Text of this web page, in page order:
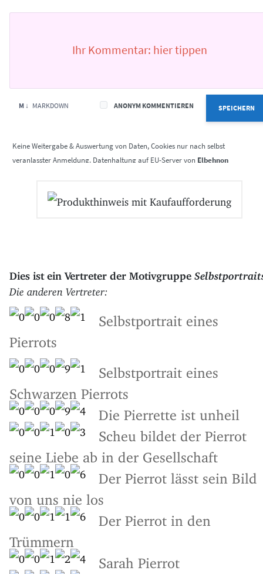
SPEICHERN
ANONYM KOMMENTIEREN
M ↓ MARKDOWN
Elbehnon
Dies ist ein Vertreter der Motivgruppe
Die anderen Vertreter:
Selbstportrait eines
Pierrots
Selbstportrait eines
Schwarzen Pierrots
Die Pierrette ist unheil
Scheu bildet der Pierrot
seine Liebe ab in der Gesellschaft
Der Pierrot lässt sein Bild
von uns nie los
Der Pierrot in den
Trümmern
Sarah Pierrot